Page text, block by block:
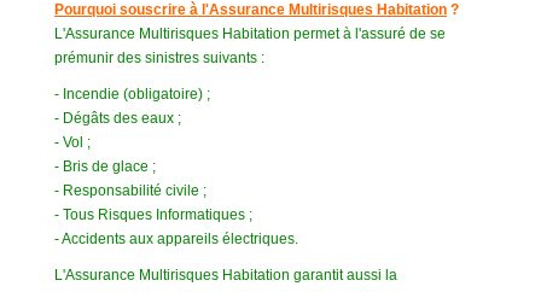
Pourquoi souscrire à l'Assurance Multirisques Habitation ?
L'Assurance Multirisques Habitation permet à l'assuré de se
prémunir des sinistres suivants :
- Incendie (obligatoire) ;
- Dégâts des eaux ;
- Vol ;
- Bris de glace ;
- Responsabilité civile ;
- Tous Risques Informatiques ;
- Accidents aux appareils électriques.
L'Assurance Multirisques Habitation garantit aussi la